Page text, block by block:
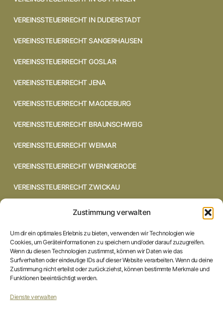
Zustimmung verwalten
Um dir ein optimales Erlebnis zu bieten, verwenden wir Technologien wie
Cookies, um Geräteinformationen zu speichern und/oder darauf zuzugreifen.
Wenn du diesen Technologien zustimmst, können wir Daten wie das
Surfverhalten oder eindeutige IDs auf dieser Website verarbeiten. Wenn du deine
Zustimmung nicht erteilst oder zurückziehst, können bestimmte Merkmale und
Funktionen beeinträchtigt werden.
Dienste verwalten
VEREINSSTEUERRECHT IN DUDERSTADT
VEREINSSTEUERRECHT SANGERHAUSEN
VEREINSSTEUERRECHT GOSLAR
VEREINSSTEUERRECHT JENA
VEREINSSTEUERRECHT MAGDEBURG
VEREINSSTEUERRECHT BRAUNSCHWEIG
VEREINSSTEUERRECHT WEIMAR
VEREINSSTEUERRECHT WERNIGERODE
VEREINSSTEUERRECHT ZWICKAU
VEREINSSTEUERRECHT CHEMNITZ
VEREINSSTEUERRECHT COTTBUS
VEREINSSTEUERRECHT IN BRAUNSCHWEIG